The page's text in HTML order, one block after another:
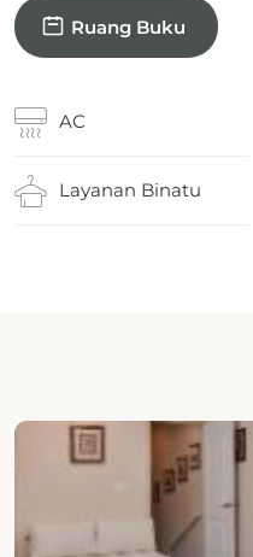
Ruang Buku
AC
Layanan Binatu